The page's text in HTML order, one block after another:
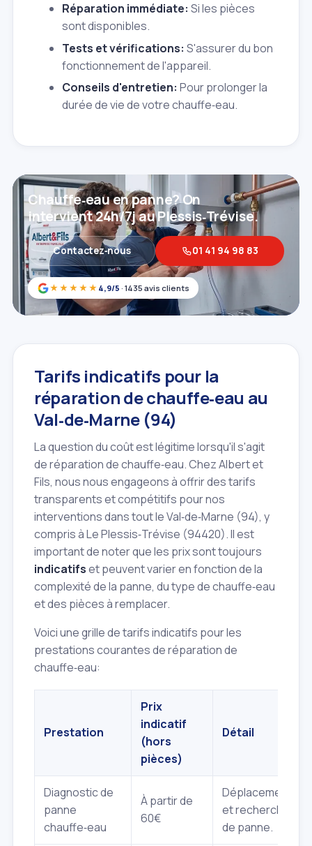
Réparation immédiate: Si les pièces
sont disponibles.
Tests et vérifications: S'assurer du bon
fonctionnement de l'appareil.
Conseils d'entretien: Pour prolonger la
durée de vie de votre chauffe‑eau.
★★★★★ 4,9/5 · 1435 avis clients
Chauffe‑eau en panne? On
intervient 24h/7j au Plessis‑Trévise.
Contactez‑nous 01 41 94 98 83
Tarifs indicatifs pour la
réparation de chauffe‑eau au
Val‑de‑Marne (94)
La question du coût est légitime lorsqu'il s'agit
de réparation de chauffe‑eau. Chez Albert et
Fils, nous nous engageons à offrir des tarifs
transparents et compétitifs pour nos
interventions dans tout le Val‑de‑Marne (94), y
compris à Le Plessis‑Trévise (94420). Il est
important de noter que les prix sont toujours
indicatifset peuvent varier en fonction de la
complexité de la panne, du type de chauffe‑eau
et des pièces à remplacer.
Voici une grille de tarifs indicatifs pour les
prestations courantes de réparation de
chauffe‑eau:
Prestation
Prix
indicatif
(hors
pièces)
Détail
Diagnostic de
panne
chauffe‑eau
À partir de
60€
Déplacement
et recherche
de panne.